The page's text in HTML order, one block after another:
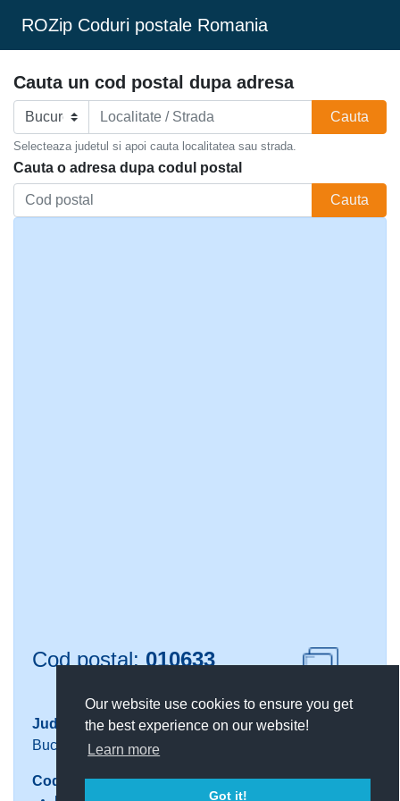
Our website use cookies to ensure you get
the best experience on our website!
Learn more
Got it!
ROZip Coduri postale Romania
Cauta un cod postal dupa adresa
Cauta
Selecteaza judetul si apoi cauta localitatea sau strada.
Cauta o adresa dupa codul postal
Cauta
Cod postal:010633
Județ
Bucuresti
Localitate
Codul este valabil pentru urmatoarele adrese: